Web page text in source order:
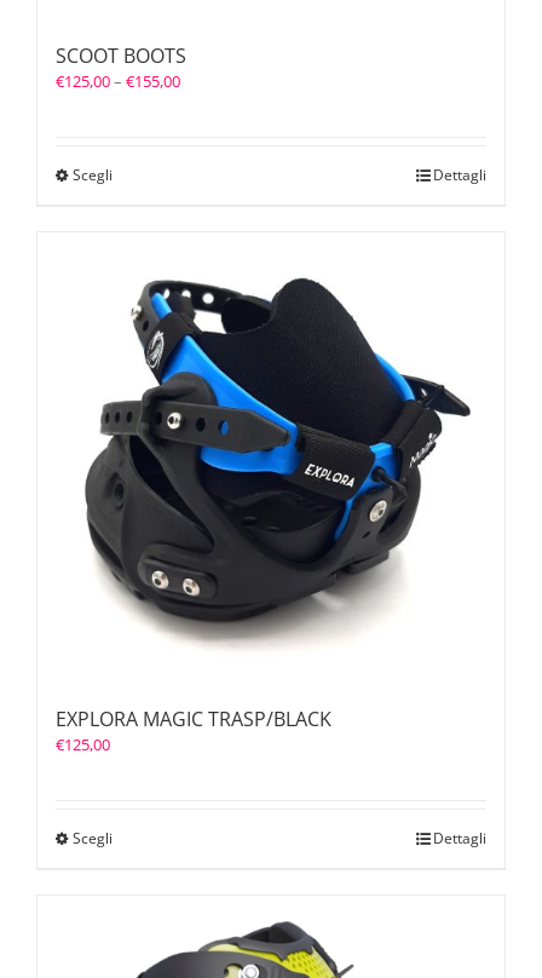
SCOOT BOOTS
€125,00– €155,00
Scegli Dettagli
EXPLORA MAGIC TRASP/BLACK
€125,00
Scegli Dettagli